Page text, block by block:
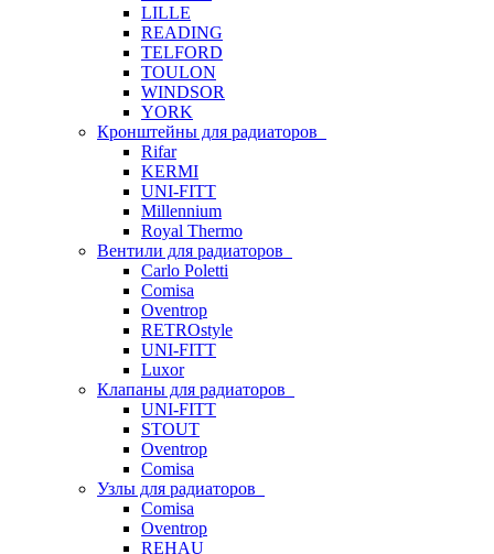
LILLE
READING
TELFORD
TOULON
WINDSOR
YORK
Кронштейны для радиаторов
Rifar
KERMI
UNI-FITT
Millennium
Royal Thermo
Вентили для радиаторов
Carlo Poletti
Comisa
Oventrop
RETROstyle
UNI-FITT
Luxor
Клапаны для радиаторов
UNI-FITT
STOUT
Oventrop
Comisa
Узлы для радиаторов
Comisa
Oventrop
REHAU